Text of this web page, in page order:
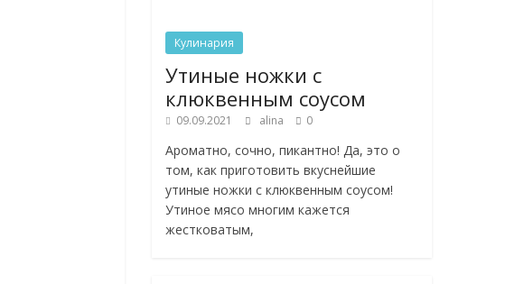
Кулинария
Утиные ножки с
клюквенным соусом
09.09.2021 alina 0
Ароматно, сочно, пикантно! Да, это о
том, как приготовить вкуснейшие
утиные ножки с клюквенным соусом!
Утиное мясо многим кажется
жестковатым,